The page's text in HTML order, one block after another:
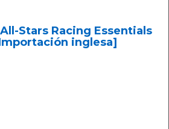
Stars Racing Essentials
inglesa]